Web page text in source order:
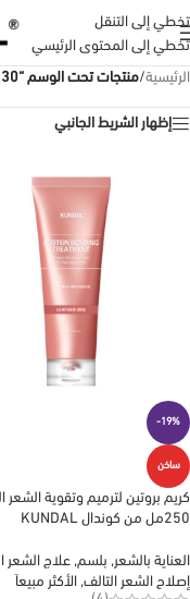
تخطي إلى التنقل
تخطي إلى المحتوى الرئيسي
الرئيسية/منتجات تحت الوسم “130مل من كوندال KUNDAL”
إظهار الشريط الجانبي
-19%
ساخن
كريم بروتين لترميم وتقوية الشعر
250مل من كوندال KUNDAL
العناية بالشعر, بلسم, علاج الشعر
إصلاح الشعر التالف, الأكثر مبيعاَ